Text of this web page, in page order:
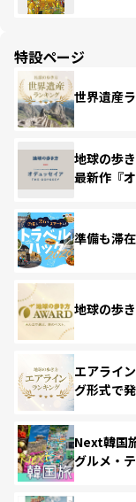
特設ページ
世界遺産
地球の歩
最新作『
準備も滞
地球の歩
エアライ
グ形式で
Next韓国
グルメ・